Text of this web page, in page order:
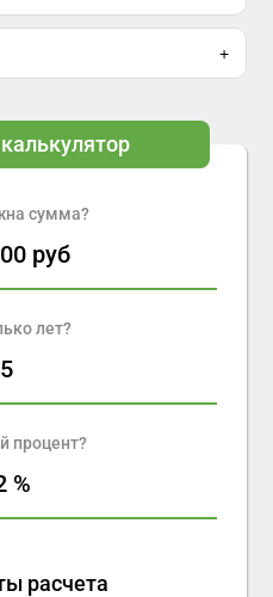
сумма?
руб
лет?
5
процент?
%
расчета